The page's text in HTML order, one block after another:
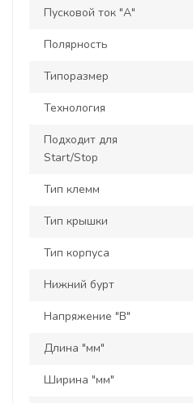
Пусковой ток "А"
Полярность
Типоразмер
Технология
Подходит для
Start/Stop
Тип клемм
Тип крышки
Тип корпуса
Нижний бурт
Напряжение "В"
Длина "мм"
Ширина "мм"